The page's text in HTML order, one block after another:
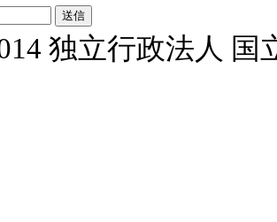
独立行政法人 国